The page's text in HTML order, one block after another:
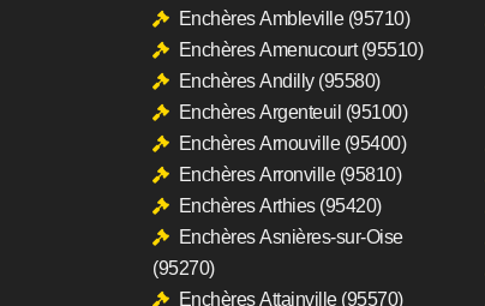
Enchères Ambleville (95710)
Enchères Amenucourt (95510)
Enchères Andilly (95580)
Enchères Argenteuil (95100)
Enchères Arnouville (95400)
Enchères Arronville (95810)
Enchères Arthies (95420)
Enchères Asnières-sur-Oise
(95270)
Enchères Attainville (95570)